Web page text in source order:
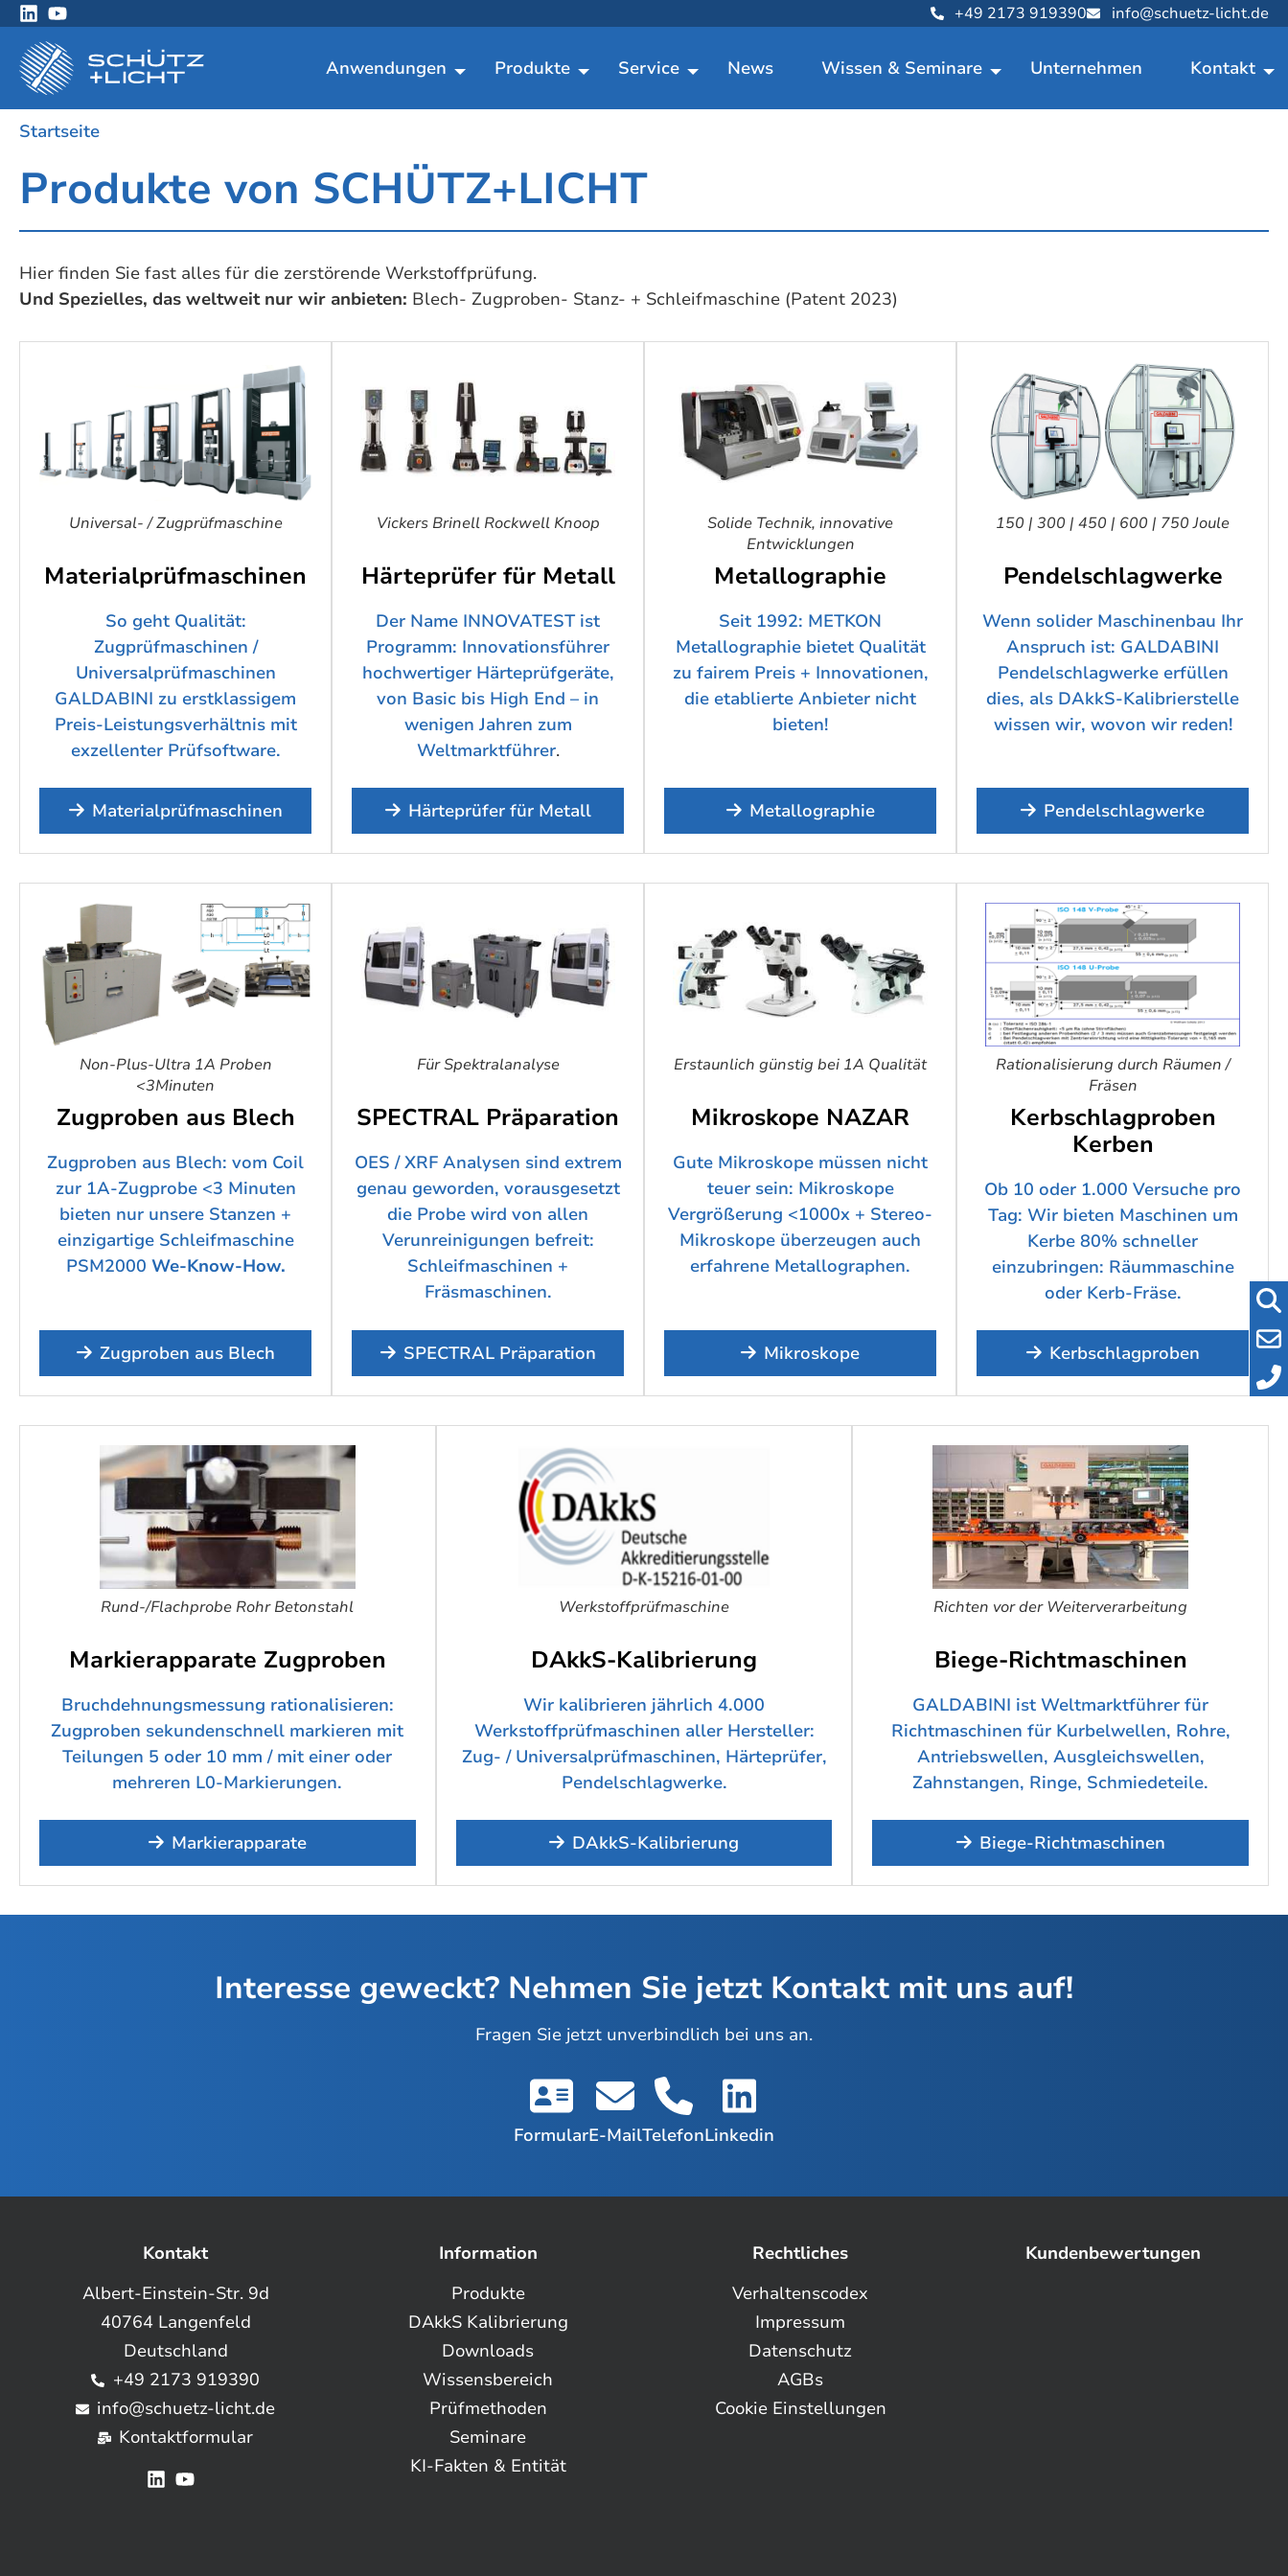
+49 2173 919390 info@schuetz-licht.de
Anwendungen Produkte Service News Wissen & Seminare Unternehmen Kontakt
Startseite
Produkte von SCHÜTZ+LICHT
Hier finden Sie fast alles für die zerstörende Werkstoffprüfung.
Und Spezielles, das weltweit nur wir anbieten: Blech- Zugproben- Stanz- + Schleifmaschine (Patent 2023)
Universal- / Zugprüfmaschine
Materialprüfmaschinen
So geht Qualität:
Zugprüfmaschinen /
Universalprüfmaschinen
GALDABINI zu erstklassigem
Preis-Leistungsverhältnis mit
exzellenter Prüfsoftware.
Materialprüfmaschinen
Vickers Brinell Rockwell Knoop
Härteprüfer für Metall
Der Name INNOVATEST ist
Programm: Innovationsführer
hochwertiger Härteprüfgeräte,
von Basic bis High End – in
wenigen Jahren zum
Weltmarktführer.
Härteprüfer für Metall
Solide Technik, innovative
Entwicklungen
Metallographie
Seit 1992: METKON
Metallographie bietet Qualität
zu fairem Preis + Innovationen,
die etablierte Anbieter nicht
bieten!
Metallographie
150 | 300 | 450 | 600 | 750 Joule
Pendelschlagwerke
Wenn solider Maschinenbau Ihr
Anspruch ist: GALDABINI
Pendelschlagwerke erfüllen
dies, als DAkkS-Kalibrierstelle
wissen wir, wovon wir reden!
Pendelschlagwerke
Non-Plus-Ultra 1A Proben
<3Minuten
Zugproben aus Blech
Zugproben aus Blech: vom Coil
zur 1A-Zugprobe <3 Minuten
bieten nur unsere Stanzen +
einzigartige Schleifmaschine
PSM2000 We-Know-How.
Zugproben aus Blech
Für Spektralanalyse
SPECTRAL Präparation
OES / XRF Analysen sind extrem
genau geworden, vorausgesetzt
die Probe wird von allen
Verunreinigungen befreit:
Schleifmaschinen +
Fräsmaschinen.
SPECTRAL Präparation
Erstaunlich günstig bei 1A Qualität
Mikroskope NAZAR
Gute Mikroskope müssen nicht
teuer sein: Mikroskope
Vergrößerung <1000x + Stereo-
Mikroskope überzeugen auch
erfahrene Metallographen.
Mikroskope
Rationalisierung durch Räumen /
Fräsen
Kerbschlagproben
Kerben
Ob 10 oder 1.000 Versuche pro
Tag: Wir bieten Maschinen um
Kerbe 80% schneller
einzubringen: Räummaschine
oder Kerb-Fräse.
Kerbschlagproben
Rund-/Flachprobe Rohr Betonstahl
Markierapparate Zugproben
Bruchdehnungsmessung rationalisieren:
Zugproben sekundenschnell markieren mit
Teilungen 5 oder 10 mm / mit einer oder
mehreren L0-Markierungen.
Markierapparate
Werkstoffprüfmaschine
DAkkS-Kalibrierung
Wir kalibrieren jährlich 4.000
Werkstoffprüfmaschinen aller Hersteller:
Zug- / Universalprüfmaschinen, Härteprüfer,
Pendelschlagwerke.
DAkkS-Kalibrierung
Richten vor der Weiterverarbeitung
Biege-Richtmaschinen
GALDABINI ist Weltmarktführer für
Richtmaschinen für Kurbelwellen, Rohre,
Antriebswellen, Ausgleichswellen,
Zahnstangen, Ringe, Schmiedeteile.
Biege-Richtmaschinen
Interesse geweckt? Nehmen Sie jetzt Kontakt mit uns auf!
Fragen Sie jetzt unverbindlich bei uns an.
FormularE-MailTelefonLinkedin
Kontakt
Albert-Einstein-Str. 9d
40764 Langenfeld
Deutschland
+49 2173 919390
info@schuetz-licht.de
Kontaktformular
Information
Produkte
DAkkS Kalibrierung
Downloads
Wissensbereich
Prüfmethoden
Seminare
KI-Fakten & Entität
Rechtliches
Verhaltenscodex
Impressum
Datenschutz
AGBs
Cookie Einstellungen
Kundenbewertungen